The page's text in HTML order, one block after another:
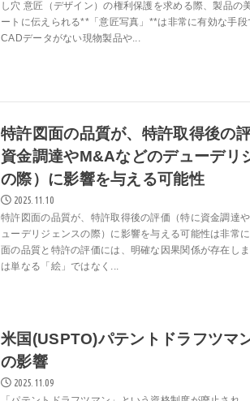
し穴 意匠（デザイン）の権利保護を求める際、製品の
ートに伝えられる**「意匠写真」**は非常に有効な手段
CADデータがない現物製品や...
特許図面の品質が、特許取得後の
資金調達やM&Aなどのデューデリ
の際）に影響を与える可能性
2025.11.10
特許図面の品質が、特許取得後の評価（特に資金調達
ューデリジェンスの際）に影響を与える可能性は非常
面の品質と特許の評価には、明確な因果関係が存在し
は単なる「絵」ではなく...
米国(USPTO)パテントドラフツマ
の影響
2025.11.09